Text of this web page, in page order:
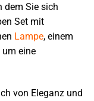
dem Sie sich
Set mit
Lampe, einem
um eine
von Eleganz und